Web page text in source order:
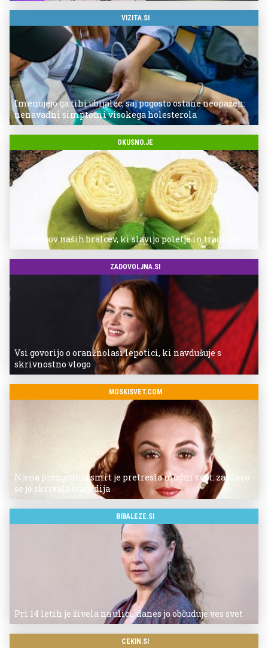
VIZITA.SI
Imenujejo ga tihi ubijalec, saj pogosto ostane neopažen:
nenavadni simptomi visokega holesterola
OKUSNO.JE
7 receptov naših bralcev, ki slavijo poletje in tradicijo
ZADOVOLJNA.SI
Vsi govorijo o oranžnolasi lepotici, ki navdušuje s
skrivnostno vlogo
MOSKISVET.COM
Njena prezgodnja smrt je pretresla modni svet: za slavo
se je skrivala tragedija
BIBALEZE.SI
Pri 14 letih je živela na ulici, danes jo občuduje ves svet
CEKIN.SI